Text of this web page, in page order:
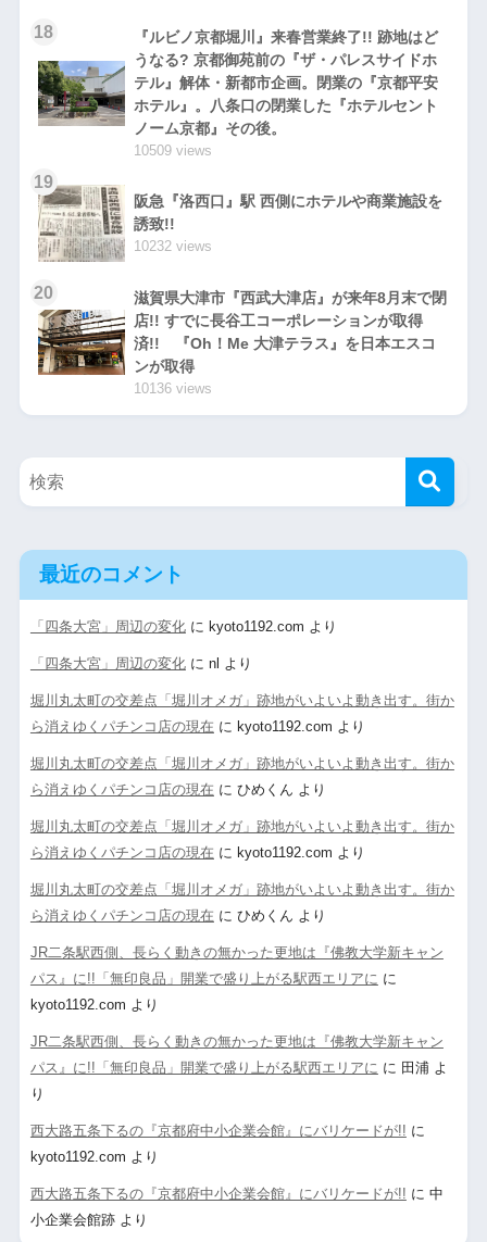
18
『ルビノ京都堀川』来春営業終了!! 跡地はど
うなる? 京都御苑前の『ザ・パレスサイドホ
テル』解体・新都市企画。閉業の『京都平安
ホテル』。八条口の閉業した『ホテルセント
ノーム京都』その後。
10509 views
19
阪急『洛西口』駅 西側にホテルや商業施設を
誘致!!
10232 views
20
滋賀県大津市『西武大津店』が来年8月末で閉
店!! すでに長谷工コーポレーションが取得
済!! 『Oh！Me 大津テラス』を日本エスコ
ンが取得
10136 views
最近のコメント
「四条大宮」周辺の変化に kyoto1192.com より
「四条大宮」周辺の変化に nl より
堀川丸太町の交差点「堀川オメガ」跡地がいよいよ動き出す。街か
ら消えゆくパチンコ店の現在 に kyoto1192.com より
堀川丸太町の交差点「堀川オメガ」跡地がいよいよ動き出す。街か
ら消えゆくパチンコ店の現在 に ひめくん より
堀川丸太町の交差点「堀川オメガ」跡地がいよいよ動き出す。街か
ら消えゆくパチンコ店の現在 に kyoto1192.com より
堀川丸太町の交差点「堀川オメガ」跡地がいよいよ動き出す。街か
ら消えゆくパチンコ店の現在 に ひめくん より
JR二条駅西側、長らく動きの無かった更地は『佛教大学新キャン
パス』に!!「無印良品」開業で盛り上がる駅西エリアに に
kyoto1192.com より
JR二条駅西側、長らく動きの無かった更地は『佛教大学新キャン
パス』に!!「無印良品」開業で盛り上がる駅西エリアに に 田浦よ
り
西大路五条下るの『京都府中小企業会館』にバリケードが!! に
kyoto1192.com より
西大路五条下るの『京都府中小企業会館』にバリケードが!! に 中
小企業会館跡より